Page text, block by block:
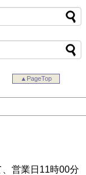
▲PageTop
営業日11時00分